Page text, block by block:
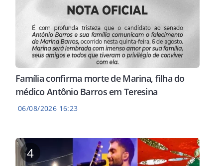
Família confirma morte de Marina, filha do
médico Antônio Barros em Teresina
06/08/2026 16:23
4